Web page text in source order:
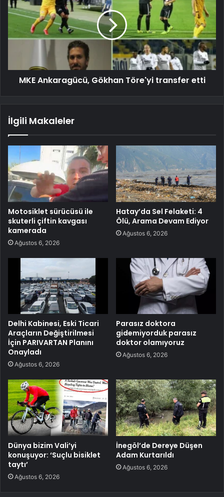
MKE Ankaragücü, Gökhan Töre'yi transfer etti
İlgili Makaleler
Motosiklet sürücüsü ile
skuterli çiftin kavgası
kamerada
Ağustos 6, 2026
Hatay’da Sel Felaketi: 4
Ölü, Arama Devam Ediyor
Ağustos 6, 2026
Delhi Kabinesi, Eski Ticari
Araçların Değiştirilmesi
İçin PARIVARTAN Planını
Onayladı
Ağustos 6, 2026
Parasız doktora
gidemiyorduk parasız
doktor olamıyoruz
Ağustos 6, 2026
Dünya bizim Vali’yi
konuşuyor: ‘Suçlu bisiklet
taytı’
Ağustos 6, 2026
İnegöl’de Dereye Düşen
Adam Kurtarıldı
Ağustos 6, 2026